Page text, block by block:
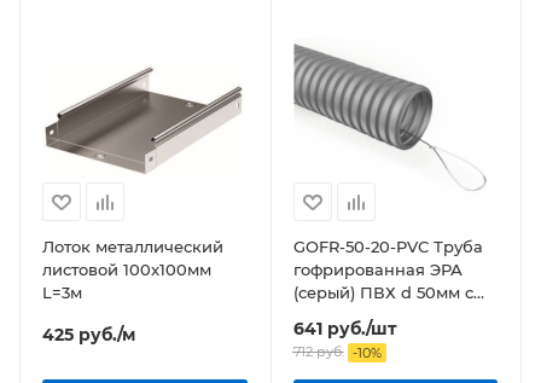
Лоток металлический
листовой 100x100мм
L=3м
425 руб./м
GOFR-50-20-PVС Труба
гофрированная ЭРА
(серый) ПВХ d 50мм с
зонд. легкая 20м бухта
641руб./шт
712руб. -10%